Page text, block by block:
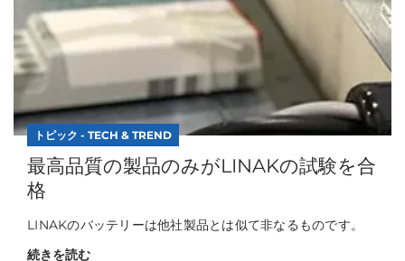
トピック - TECH & TREND
最高品質の製品のみがLINAKの試験を合
格
LINAKのバッテリーは他社製品とは似て非なるものです。
続きを読む